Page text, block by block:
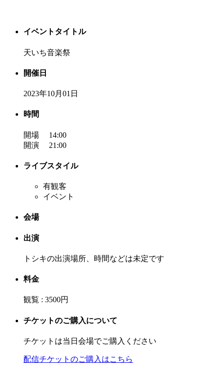
イベントタイトル
天いち音楽祭
開催日
2023年10月01日
時間
開場 14:00
開演 21:00
ライブスタイル
有観客
イベント
会場
出演
トシキの出演場所、時間などは未定です
料金
観覧 : 3500円
チケットのご購入について
チケットは当日会場でご購入ください
配信チケットのご購入はこちら